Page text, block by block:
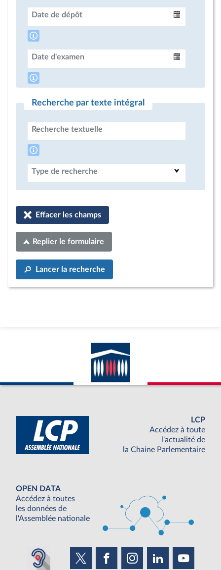
Date de dépôt
Date d'examen
Recherche par texte intégral
Recherche textuelle
Type de recherche
Effacer les champs
Replier le formulaire
Lancer la recherche
LCP
Accédez à toute
l'actualité de
la Chaine Parlementaire
OPEN DATA
Accédez à toutes
les données de
l'Assemblée nationale